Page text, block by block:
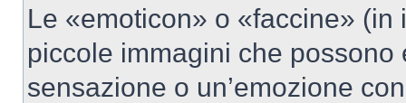
Le «emoticon» o «faccine»
piccole immagini che
sensazione o un’emozione